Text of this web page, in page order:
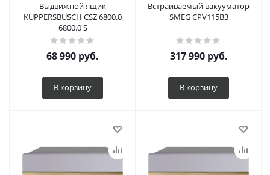
Выдвижной ящик
KUPPERSBUSCH CSZ 6800.0
6800.0 S
68 990 руб.
В корзину
Встраиваемый вакууматор
SMEG CPV115B3
317 990руб.
В корзину